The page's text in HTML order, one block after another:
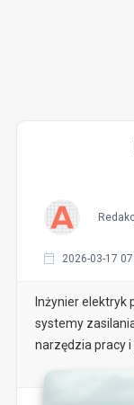
2026-03-17
Inżynier elektryk
systemy
narzędzia pracy